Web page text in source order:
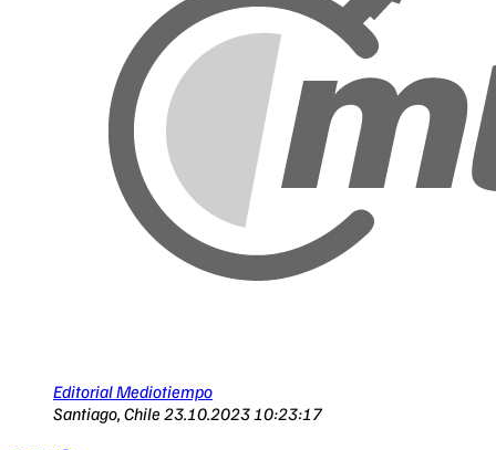
Editorial Mediotiempo
Santiago, Chile 23.10.2023 10:23:17